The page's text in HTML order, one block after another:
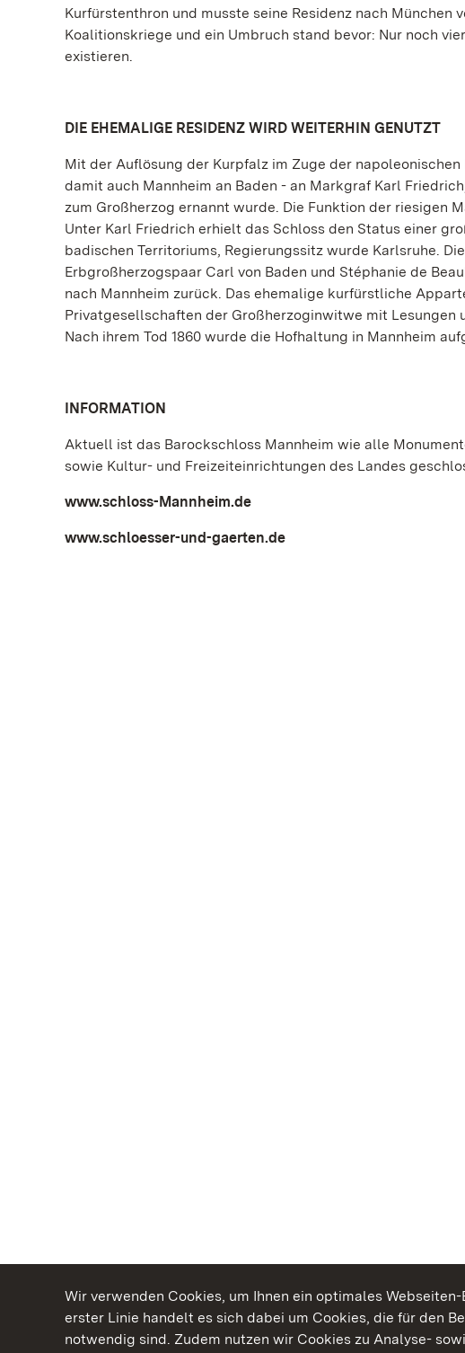
Wir verwenden Cookies, um Ihnen ein optimales
erster Linie handelt es sich dabei um Cookies, die für den
notwendig sind. Zudem nutzen wir Cookies zu Analyse-
Kurfürstenthron und musste seine Residenz nach München
Koalitionskriege und ein Umbruch stand bevor: Nur noch
existieren.
DIE EHEMALIGE RESIDENZ WIRD WEITERHIN GENUTZT
Mit der Auflösung der Kurpfalz im Zuge der
damit auch Mannheim an Baden - an Markgraf Karl
zum Großherzog ernannt wurde. Die Funktion der riesigen
Unter Karl Friedrich erhielt das Schloss den Status einer
badischen Territoriums, Regierungssitz wurde Karlsruhe.
Erbgroßherzogspaar Carl von Baden und Stéphanie de
nach Mannheim zurück. Das ehemalige kurfürstliche
Privatgesellschaften der Großherzoginwitwe mit Lesungen
Nach ihrem Tod 1860 wurde die Hofhaltung in Mannheim
INFORMATION
Aktuell ist das Barockschloss Mannheim wie alle
sowie Kultur- und Freizeiteinrichtungen des Landes
www.schloss-Mannheim.de
www.schloesser-und-gaerten.de